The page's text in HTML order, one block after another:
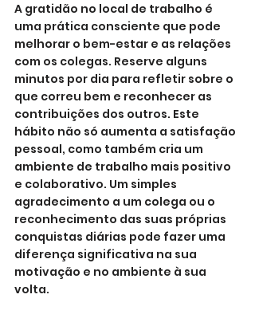
A gratidão no local de trabalho é
uma prática consciente que pode
melhorar o bem-estar e as relações
com os colegas. Reserve alguns
minutos por dia para refletir sobre o
que correu bem e reconhecer as
contribuições dos outros. Este
hábito não só aumenta a satisfação
pessoal, como também cria um
ambiente de trabalho mais positivo
e colaborativo. Um simples
agradecimento a um colega ou o
reconhecimento das suas próprias
conquistas diárias pode fazer uma
diferença significativa na sua
motivação e no ambiente à sua
volta.